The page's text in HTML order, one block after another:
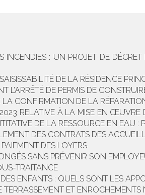
INCENDIES : UN PROJET DE
DE LA RÉSIDENCE
L’ARRÊTÉ DE PERMIS DE
CONFIRMATION DE LA
RELATIVE À LA MISE EN
DE LA RESSOURCE EN EAU :
DES CONTRATS DES
DES LOYERS
SANS PRÉVENIR SON
TRAITANCE
ENFANTS : QUELS SONT LES
TERRASSEMENT ET